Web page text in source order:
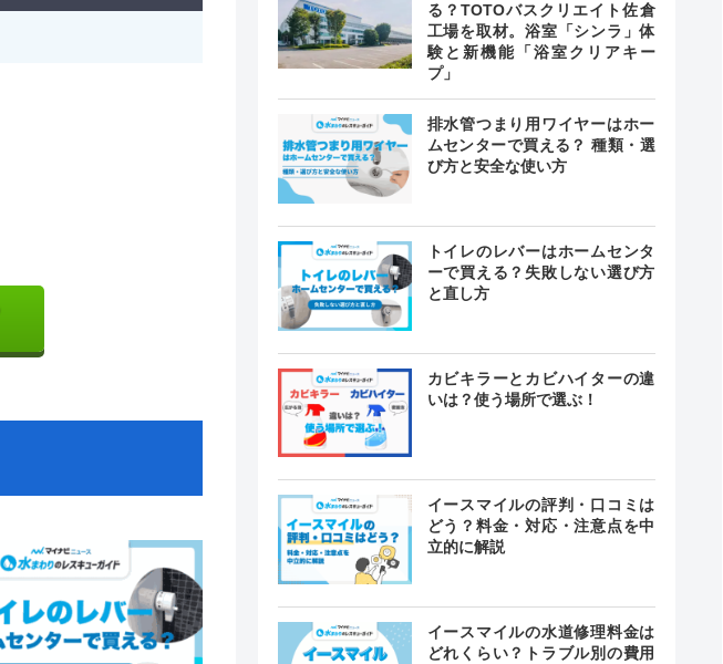
る？TOTOバスクリエイト佐倉
工場を取材。浴室「シンラ」体
験と新機能「浴室クリアキー
プ」
排水管つまり用ワイヤーはホー
ムセンターで買える？ 種類・選
び方と安全な使い方
トイレのレバーはホームセンタ
ーで買える？失敗しない選び方
と直し方
カビキラーとカビハイターの違
いは？使う場所で選ぶ！
イースマイルの評判・口コミは
どう？料金・対応・注意点を中
立的に解説
イースマイルの水道修理料金は
どれくらい？トラブル別の費用